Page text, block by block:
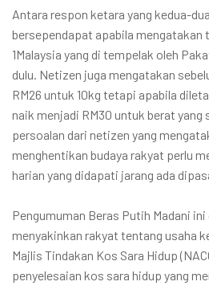
Antara respon ketara yang kedua-
bersependapat apabila mengatakan
1Malaysia yang di tempelak oleh
dulu. Netizen juga mengatakan
RM26 untuk 10kg tetapi apabila
naik menjadi RM30 untuk berat yang
persoalan dari netizen yang
menghentikan budaya rakyat perlu
harian yang didapati jarang ada
Pengumuman Beras Putih Madani
menyakinkan rakyat tentang usaha
Majlis Tindakan Kos Sara Hidup
penyelesaian kos sara hidup yang